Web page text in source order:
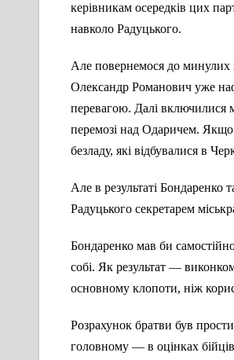
керівникам осередків цих
навколо Радуцького.
Але повернемося до минулих
Олександр Романович уже
перевагою. Далі включилися
перемозі над Одаричем. Якщо
безладу, які відбувалися в
Але в результаті Бондаренко
Радуцького секретарем
Бондаренко мав би
собі. Як результат —
основному клопоти, ніж
Розрахунок братви був
головному — в оцінках